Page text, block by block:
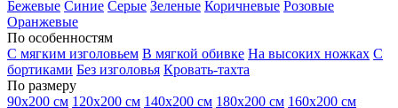
Бежевые Синие Серые Зеленые Коричневые Розовые
Оранжевые
По особенностям
С мягким изголовьем В мягкой обивке На высоких ножках С
бортиками Без изголовья Кровать-тахта
По размеру
90х200 см 120х200 см 140х200 см 180х200 см 160х200 см